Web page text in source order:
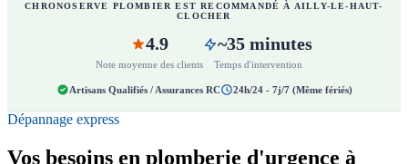
CHRONOSERVE PLOMBIER EST RECOMMANDÉ À AILLY-LE-HAUT-
CLOCHER
4.9
Note moyenne des clients
~35 minutes
Temps d'intervention
Artisans Qualifiés / Assurances RC 24h/24 - 7j/7 (Même fériés)
Dépannage express
Vos besoins en plomberie d'urgence à